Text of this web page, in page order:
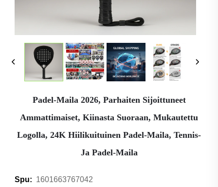
Padel-Maila 2026, Parhaiten Sijoittuneet
Ammattimaiset, Kiinasta Suoraan, Mukautettu
Logolla, 24K Hiilikuituinen Padel-Maila, Tennis-
Ja Padel-Maila
Spu: 1601663767042